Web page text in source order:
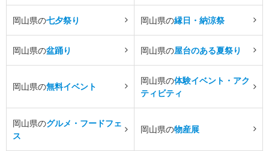
岡山県の七夕祭り 岡山県の縁日・納涼祭
岡山県の盆踊り 岡山県の屋台のある夏祭り
岡山県の無料イベント
岡山県の体験イベント・アク
ティビティ
岡山県のグルメ・フードフェ
ス
岡山県の物産展